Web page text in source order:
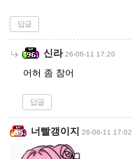
답글
신라 26-06-11 17:20
어허 좀 참어
답글
너빨갱이지 26-06-11 17:02